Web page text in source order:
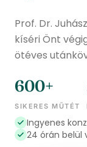
Prof. Dr.
kíséri Önt
ötéves
SIKERES MŰTÉT
600+
Ingyenes
24 órán belül